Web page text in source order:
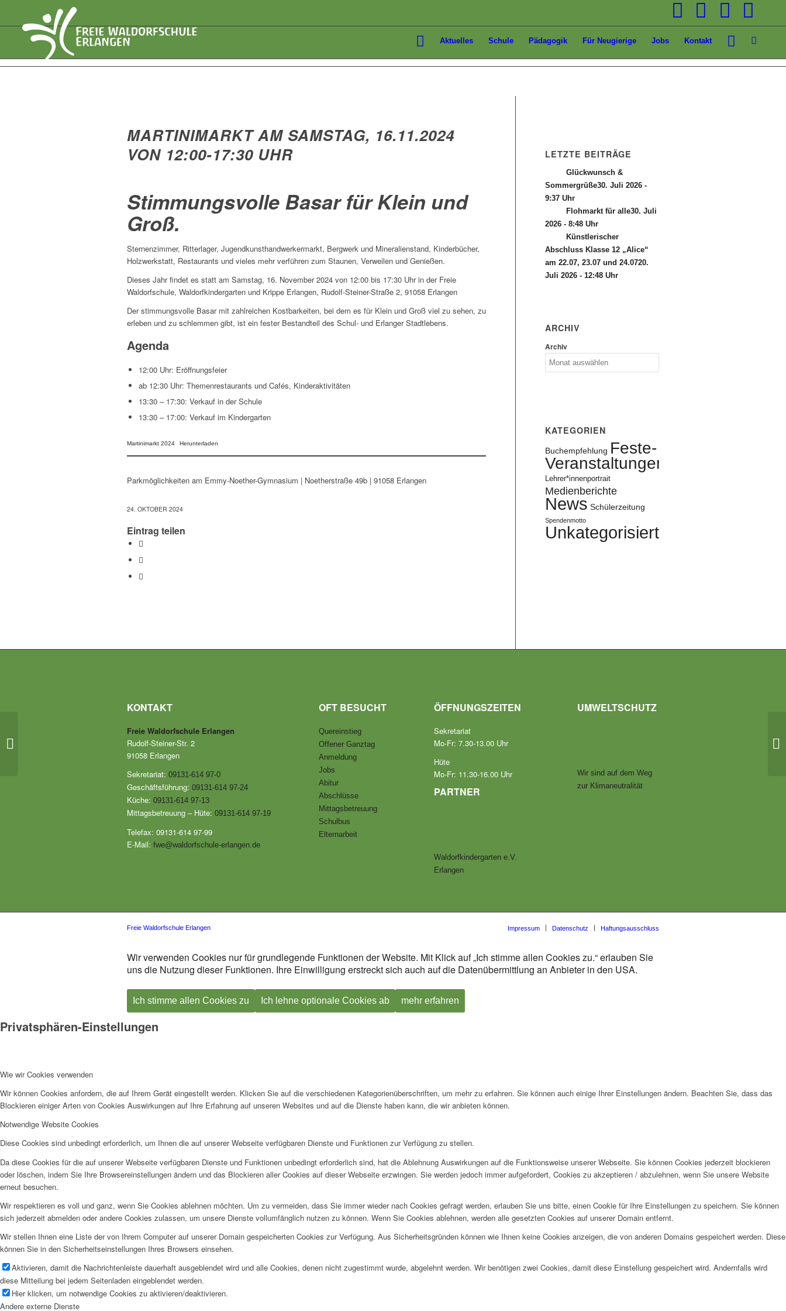
Aktuelles Schule Pädagogik Für Neugierige Jobs Kontakt
MARTINIMARKT AM SAMSTAG, 16.11.2024
VON 12:00-17:30 UHR
Stimmungsvolle Basar für Klein und
Groß.
Sternenzimmer, Ritterlager, Jugendkunsthandwerkermarkt, Bergwerk und Mineralienstand, Kinderbücher,
Holzwerkstatt, Restaurants und vieles mehr verführen zum Staunen, Verweilen und Genießen.
Dieses Jahr findet es statt am Samstag, 16. November 2024 von 12:00 bis 17:30 Uhr in der Freie
Waldorfschule, Waldorfkindergarten und Krippe Erlangen, Rudolf-Steiner-Straße 2, 91058 Erlangen
Der stimmungsvolle Basar mit zahlreichen Kostbarkeiten, bei dem es für Klein und Groß viel zu sehen, zu
erleben und zu schlemmen gibt, ist ein fester Bestandteil des Schul- und Erlanger Stadtlebens.
Agenda
12:00 Uhr: Eröffnungsfeier
ab 12:30 Uhr: Themenrestaurants und Cafés, Kinderaktivitäten
13:30 – 17:30: Verkauf in der Schule
13:30 – 17:00: Verkauf im Kindergarten
Martinimarkt 2024 Herunterladen
Parkmöglichkeiten am Emmy-Noether-Gymnasium | Noetherstraße 49b | 91058 Erlangen
24. OKTOBER 2024
Eintrag teilen
LETZTE BEITRÄGE
Glückwunsch &
Sommergrüße30. Juli 2026 -
9:37 Uhr
Flohmarkt für alle30. Juli
2026 - 8:48 Uhr
Künstlerischer
Abschluss Klasse 12 „Alice“
am 22.07, 23.07 und 24.0720.
Juli 2026 - 12:48 Uhr
ARCHIV
Archiv
KATEGORIEN
Buchempfehlung Feste-
Veranstaltungen
Lehrer*innenportrait
Medienberichte
News Schülerzeitung
Spendenmotto
Unkategorisiert
KONTAKT
Freie Waldorfschule Erlangen
Rudolf-Steiner-Str. 2
91058 Erlangen
Sekretariat: 09131-614 97-0
Geschäftsführung: 09131-614 97-24
Küche: 09131-614 97-13
Mittagsbetreuung – Hüte: 09131-614 97-19
Telefax: 09131-614 97-99
E-Mail: fwe@waldorfschule-erlangen.de
OFT BESUCHT
Quereinstieg
Offener Ganztag
Anmeldung
Jobs
Abitur
Abschlüsse
Mittagsbetreuung
Schulbus
Elternarbeit
ÖFFNUNGSZEITEN
Sekretariat
Mo-Fr: 7.30-13.00 Uhr
Hüte
Mo-Fr: 11.30-16.00 Uhr
PARTNER
Waldorfkindergarten e.V.
Erlangen
UMWELTSCHUTZ
Wir sind auf dem Weg
zur Klimaneutralität
Freie Waldorfschule Erlangen Impressum Datenschutz Haftungsausschluss
Wir verwenden Cookies nur für grundlegende Funktionen der Website. Mit Klick auf „Ich stimme allen Cookies zu.“ erlauben Sie
uns die Nutzung dieser Funktionen. Ihre Einwilligung erstreckt sich auch auf die Datenübermittlung an Anbieter in den USA.
Ich stimme allen Cookies zu Ich lehne optionale Cookies ab mehr erfahren
Privatsphären-Einstellungen
Wie wir Cookies verwenden
Wir können Cookies anfordern, die auf Ihrem Gerät eingestellt werden. Klicken Sie auf die verschiedenen Kategorienüberschriften, um mehr zu erfahren. Sie können auch einige Ihrer Einstellungen ändern. Beachten Sie, dass das
Blockieren einiger Arten von Cookies Auswirkungen auf Ihre Erfahrung auf unseren Websites und auf die Dienste haben kann, die wir anbieten können.
Notwendige Website Cookies
Diese Cookies sind unbedingt erforderlich, um Ihnen die auf unserer Webseite verfügbaren Dienste und Funktionen zur Verfügung zu stellen.
Da diese Cookies für die auf unserer Webseite verfügbaren Dienste und Funktionen unbedingt erforderlich sind, hat die Ablehnung Auswirkungen auf die Funktionsweise unserer Webseite. Sie können Cookies jederzeit blockieren
oder löschen, indem Sie Ihre Browsereinstellungen ändern und das Blockieren aller Cookies auf dieser Webseite erzwingen. Sie werden jedoch immer aufgefordert, Cookies zu akzeptieren / abzulehnen, wenn Sie unsere Website
erneut besuchen.
Wir respektieren es voll und ganz, wenn Sie Cookies ablehnen möchten. Um zu vermeiden, dass Sie immer wieder nach Cookies gefragt werden, erlauben Sie uns bitte, einen Cookie für Ihre Einstellungen zu speichern. Sie können
sich jederzeit abmelden oder andere Cookies zulassen, um unsere Dienste vollumfänglich nutzen zu können. Wenn Sie Cookies ablehnen, werden alle gesetzten Cookies auf unserer Domain entfernt.
Wir stellen Ihnen eine Liste der von Ihrem Computer auf unserer Domain gespeicherten Cookies zur Verfügung. Aus Sicherheitsgründen können wie Ihnen keine Cookies anzeigen, die von anderen Domains gespeichert werden. Diese
können Sie in den Sicherheitseinstellungen Ihres Browsers einsehen.
Aktivieren, damit die Nachrichtenleiste dauerhaft ausgeblendet wird und alle Cookies, denen nicht zugestimmt wurde, abgelehnt werden. Wir benötigen zwei Cookies, damit diese Einstellung gespeichert wird. Andernfalls wird
diese Mitteilung bei jedem Seitenladen eingeblendet werden.
Hier klicken, um notwendige Cookies zu aktivieren/deaktivieren.
Andere externe Dienste